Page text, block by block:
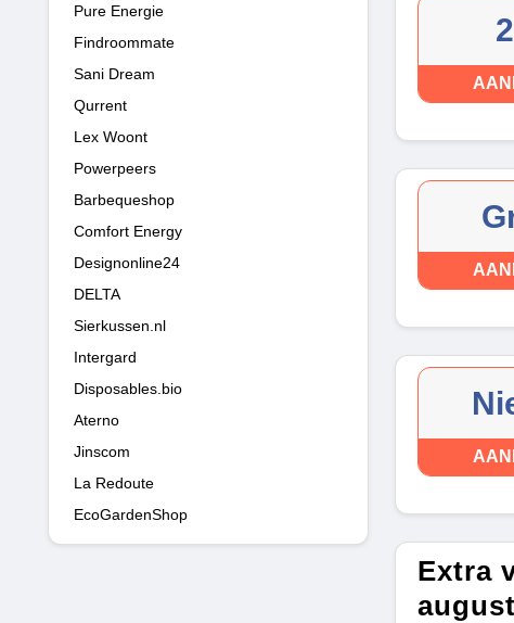
Pure Energie
Findroommate
Sani Dream
Qurrent
Lex Woont
Powerpeers
Barbequeshop
Comfort Energy
Designonline24
DELTA
Sierkussen.nl
Intergard
Disposables.bio
Aterno
Jinscom
La Redoute
EcoGardenShop
Extra